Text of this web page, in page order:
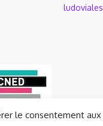
le consentement aux
ludoviales